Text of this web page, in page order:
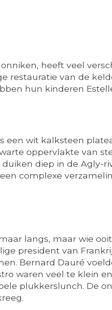
heeft veel
restauratie van de
hun kinderen
een wit kalksteen
oppervlakte van
diep in de Agly-
complexe
langs, maar wie
president van
Bernard Dauré
waren veel te klein
plukkerslunch. De